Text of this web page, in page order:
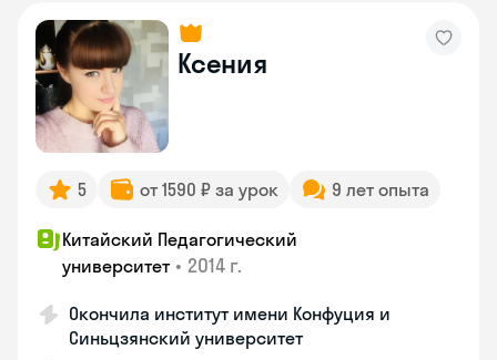
Ксения
5 от 1590 ₽ за урок 9 лет опыта
Китайский Педагогический
университет • 2014 г.
Окончила институт имени Конфуция и
Синьцзянский университет